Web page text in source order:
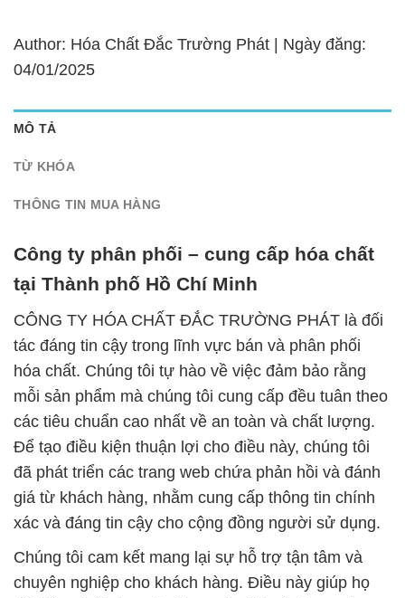
Author: Hóa Chất Đắc Trường Phát | Ngày đăng:
04/01/2025
MÔ TẢ
TỪ KHÓA
THÔNG TIN MUA HÀNG
Công ty phân phối – cung cấp hóa chất
tại Thành phố Hồ Chí Minh
CÔNG TY HÓA CHẤT ĐẮC TRƯỜNG PHÁT là đối
tác đáng tin cậy trong lĩnh vực bán và phân phối
hóa chất. Chúng tôi tự hào về việc đảm bảo rằng
mỗi sản phẩm mà chúng tôi cung cấp đều tuân theo
các tiêu chuẩn cao nhất về an toàn và chất lượng.
Để tạo điều kiện thuận lợi cho điều này, chúng tôi
đã phát triển các trang web chứa phản hồi và đánh
giá từ khách hàng, nhằm cung cấp thông tin chính
xác và đáng tin cậy cho cộng đồng người sử dụng.
Chúng tôi cam kết mang lại sự hỗ trợ tận tâm và
chuyên nghiệp cho khách hàng. Điều này giúp họ